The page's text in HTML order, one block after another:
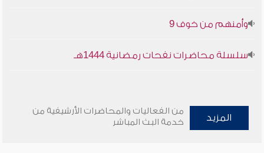
وأمنهم من خوف 9
سلسلة محاضرات نفحات رمضانية 1444هـ
المزيد
من الفعاليات والمحاضرات الأرشيفية من
خدمة البث المباشر